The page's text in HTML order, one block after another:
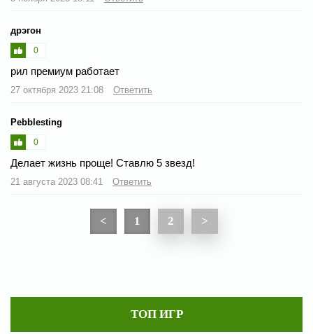
дрэгон
0
рил премиум работает
27 октября 2023 21:08 Ответить
Pebblesting
0
Делает жизнь проще! Ставлю 5 звезд!
21 августа 2023 08:41 Ответить
< 1 2 >
ТОП ИГР